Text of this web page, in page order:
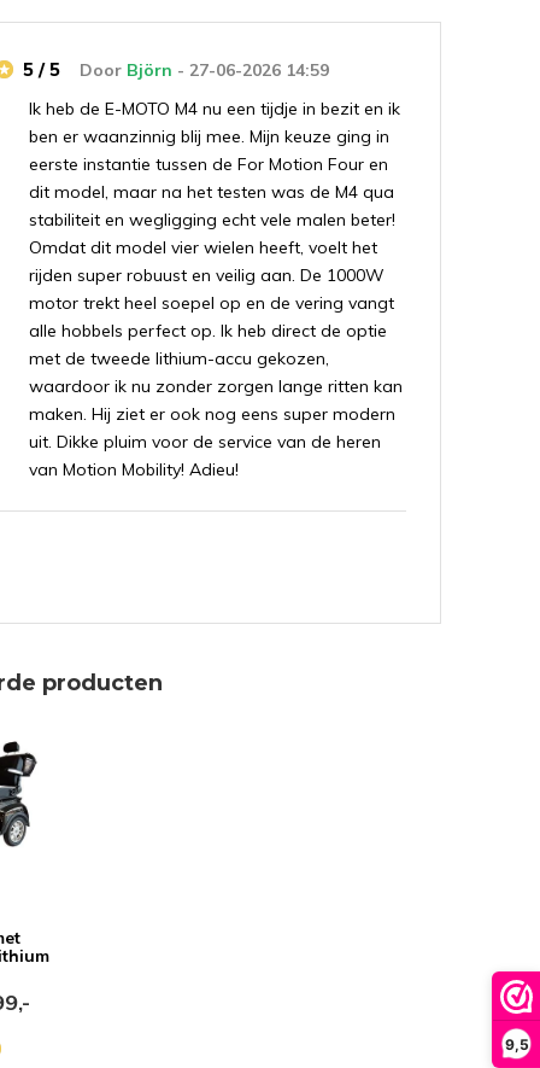
9,5
Door Björn - 27-06-2026 14:59
5 / 5
Ik heb de E-MOTO M4 nu een tijdje in bezit en ik
ben er waanzinnig blij mee. Mijn keuze ging in
eerste instantie tussen de For Motion Four en
dit model, maar na het testen was de M4 qua
stabiliteit en wegligging echt vele malen beter!
Omdat dit model vier wielen heeft, voelt het
rijden super robuust en veilig aan. De 1000W
motor trekt heel soepel op en de vering vangt
alle hobbels perfect op. Ik heb direct de optie
met de tweede lithium-accu gekozen,
waardoor ik nu zonder zorgen lange ritten kan
maken. Hij ziet er ook nog eens super modern
uit. Dikke pluim voor de service van de heren
van Motion Mobility! Adieu!
maar als je regelmatig wat grotere afstanden
Voor binnen de stad (kleine) ritjes is een enkele
accu ruim voldoende.
producten